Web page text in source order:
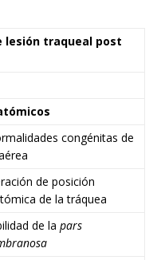
lesión traqueal post
congénitas de
de posición
de la tráquea
de la pars